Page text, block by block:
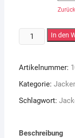
Jacke
Menge
In den
Artikelnummer:
Kategorie:
Schlagwort:
Beschreibung